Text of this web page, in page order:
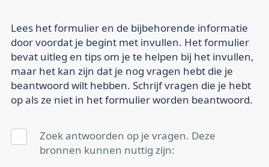
Lees het formulier en de bijbehorende informatie
door voordat je begint met invullen. Het formulier
bevat uitleg en tips om je te helpen bij het invullen,
maar het kan zijn dat je nog vragen hebt die je
beantwoord wilt hebben. Schrijf vragen die je hebt
op als ze niet in het formulier worden beantwoord.
Zoek antwoorden op je vragen. Deze
bronnen kunnen nuttig zijn: